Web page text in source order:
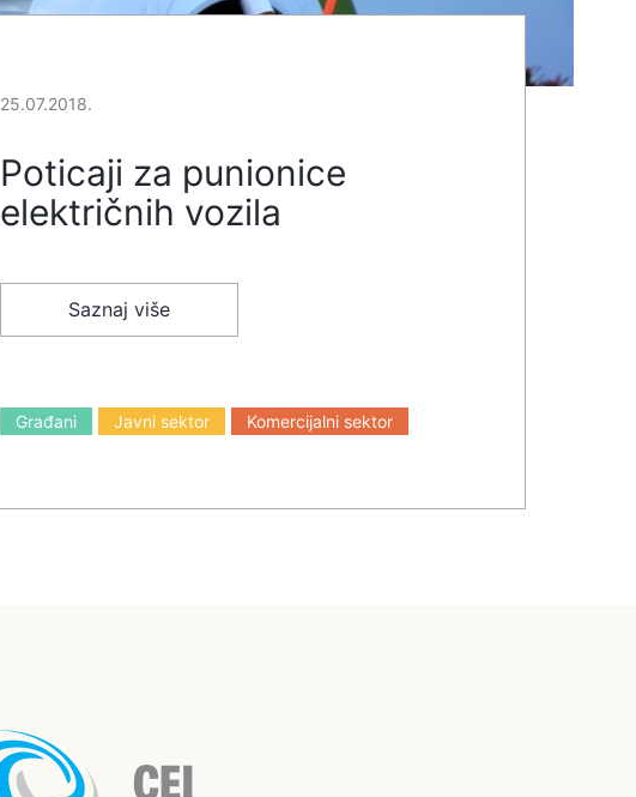
25.07.2018.
Poticaji za punionice
električnih vozila
Saznaj više
Građani Javni sektor Komercijalni sektor